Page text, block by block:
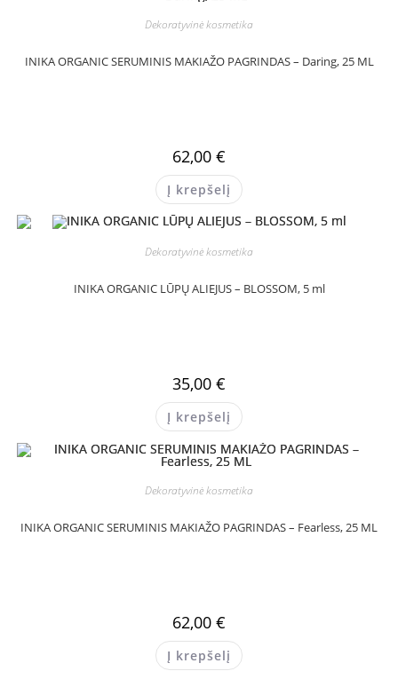
Dekoratyvinė kosmetika
INIKA ORGANIC SERUMINIS MAKIAŽO PAGRINDAS – Daring, 25 ML
62,00 €
Į krepšelį
Dekoratyvinė kosmetika
INIKA ORGANIC LŪPŲ ALIEJUS – BLOSSOM, 5 ml
35,00 €
Į krepšelį
Dekoratyvinė kosmetika
INIKA ORGANIC SERUMINIS MAKIAŽO PAGRINDAS – Fearless, 25 ML
62,00 €
Į krepšelį